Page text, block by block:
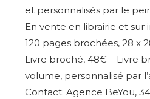
et personnalisés par le
En vente en librairie et sur
120 pages brochées, 28 x
Livre broché, 48€ – Livre
volume, personnalisé par
Contact: Agence BeYou,